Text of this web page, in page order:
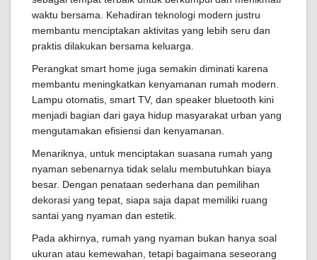
waktu bersama. Kehadiran teknologi modern justru
membantu menciptakan aktivitas yang lebih seru dan
praktis dilakukan bersama keluarga.
Perangkat smart home juga semakin diminati karena
membantu meningkatkan kenyamanan rumah modern.
Lampu otomatis, smart TV, dan speaker bluetooth kini
menjadi bagian dari gaya hidup masyarakat urban yang
mengutamakan efisiensi dan kenyamanan.
Menariknya, untuk menciptakan suasana rumah yang
nyaman sebenarnya tidak selalu membutuhkan biaya
besar. Dengan penataan sederhana dan pemilihan
dekorasi yang tepat, siapa saja dapat memiliki ruang
santai yang nyaman dan estetik.
Pada akhirnya, rumah yang nyaman bukan hanya soal
ukuran atau kemewahan, tetapi bagaimana seseorang